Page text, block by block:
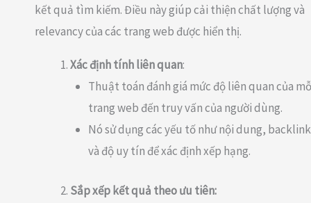
kết quả tìm kiếm. Điều này giúp cải thiện chất lượng và
relevancy của các trang web được hiển thị.
Xác định tính liên quan:
Thuật toán đánh giá mức độ liên quan của
trang web đến truy vấn của người dùng.
Nó sử dụng các yếu tố như nội dung,
và độ uy tín để xác định xếp hạng.
Sắp xếp kết quả theo ưu tiên: